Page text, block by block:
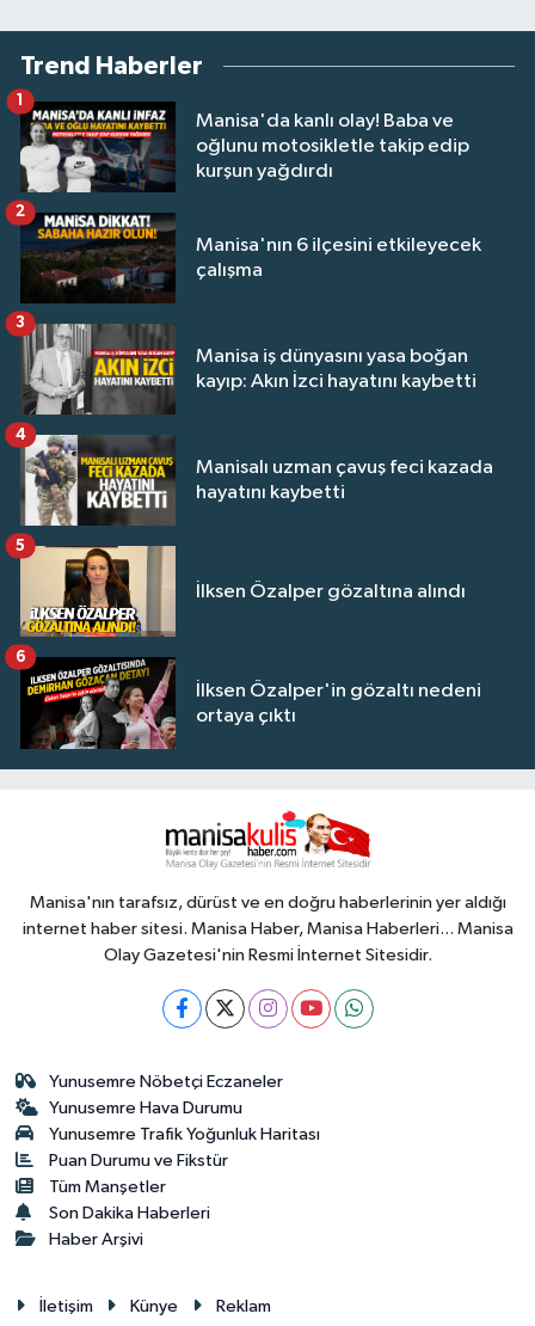
Trend Haberler
Manisa'da kanlı olay! Baba ve
oğlunu motosikletle takip edip
kurşun yağdırdı
1
Manisa'nın 6 ilçesini etkileyecek
çalışma
2
Manisa iş dünyasını yasa boğan
kayıp: Akın İzci hayatını kaybetti
3
Manisalı uzman çavuş feci kazada
hayatını kaybetti
4
İlksen Özalper gözaltına alındı
5
İlksen Özalper'in gözaltı nedeni
ortaya çıktı
6
Manisa'nın tarafsız, dürüst ve en doğru haberlerinin yer aldığı
internet haber sitesi. Manisa Haber, Manisa Haberleri... Manisa
Olay Gazetesi'nin Resmi İnternet Sitesidir.
Yunusemre Nöbetçi Eczaneler
Yunusemre Hava Durumu
Yunusemre Trafik Yoğunluk Haritası
Puan Durumu ve Fikstür
Tüm Manşetler
Son Dakika Haberleri
Haber Arşivi
İletişim Künye Reklam